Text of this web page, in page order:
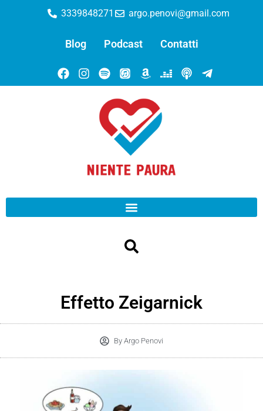
3339848271 argo.penovi@gmail.com
Blog Podcast Contatti
Effetto Zeigarnick
By Argo Penovi